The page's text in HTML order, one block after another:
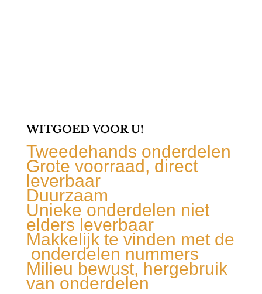
WITGOED VOOR U!
Tweedehands onderdelen
Grote voorraad, direct
leverbaar
Duurzaam
Unieke onderdelen niet
elders leverbaar
Makkelijk te vinden met de
onderdelen nummers
Milieu bewust, hergebruik
van onderdelen